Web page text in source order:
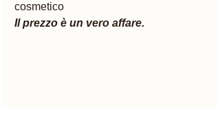
cosmetico
Il prezzo è un vero affare.